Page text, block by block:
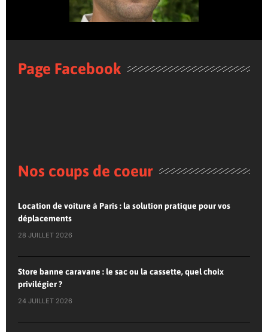
Page Facebook
Nos coups de coeur
Location de voiture à Paris : la solution pratique pour vos
déplacements
28 JUILLET 2026
Store banne caravane : le sac ou la cassette, quel choix
privilégier ?
24 JUILLET 2026